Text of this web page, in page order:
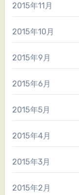
2015年11月
2015年10月
2015年9月
2015年6月
2015年5月
2015年4月
2015年3月
2015年2月